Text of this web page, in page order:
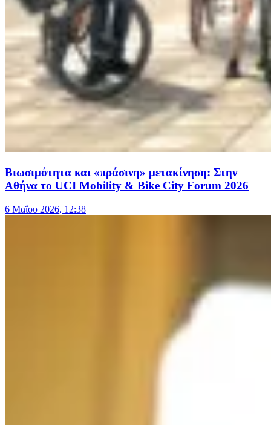
Βιωσιμότητα και «πράσινη» μετακίνηση: Στην
Αθήνα το UCI Mobility & Bike City Forum 2026
6 Μαΐου 2026, 12:38